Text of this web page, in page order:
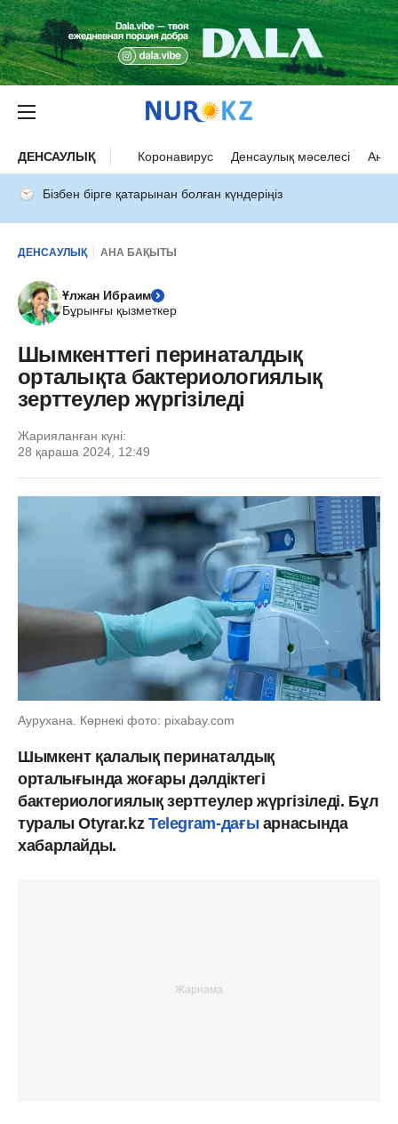
ДЕНСАУЛЫҚ Коронавирус Денсаулық мәселесі Ана
Бізбен бірге қатарынан болған күндеріңіз
ДЕНСАУЛЫҚ АНА БАҚЫТЫ
Ұлжан Ибраим
Бұрынғы қызметкер
Шымкенттегі перинаталдық
орталықта бактериологиялық
зерттеулер жүргізіледі
Жарияланған күні:
28 қараша 2024, 12:49
Аурухана. Көрнекі фото: pixabay.com
Шымкент қалалық перинаталдық
орталығында жоғары дәлдіктегі
бактериологиялық зерттеулер жүргізіледі. Бұл
туралы Otyrar.kz Telegram-дағыарнасында
хабарлайды.